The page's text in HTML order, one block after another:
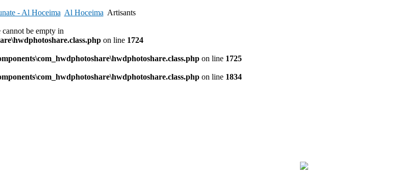
- Al Hoceima Al Hoceima Artisants
be empty in
on line 1724
on line 1725
on line 1834